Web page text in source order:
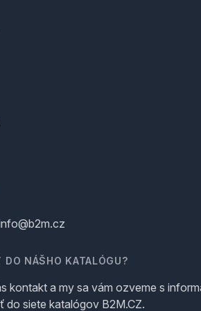
DO NÁŠHO KATALÓGU?
kontakt a my sa vám ozveme s
do siete katalógov B2M.CZ.